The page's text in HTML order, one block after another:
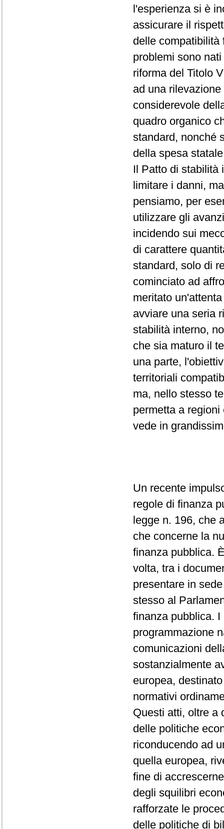
l'esperienza si è
assicurare il
delle compatibilità
problemi sono
riforma del Titolo
ad una
considerevole
quadro organico
standard, nonché
della spesa
Il Patto di stabilità
limitare i danni,
pensiamo, per
utilizzare gli
incidendo sui
di carattere
standard, solo di
cominciato ad
meritato
avviare una seria
stabilità interno,
che sia maturo il
una parte,
territoriali
ma, nello stesso
permetta a
vede in
Un recente
regole di finanza
legge n. 196, che
che concerne la
finanza pubblica.
volta, tra i
presentare in
stesso al
finanza pubblica.
programmazione
comunicazioni
sostanzialmente
europea,
normativi
Questi atti, oltre a
delle politiche
riconducendo ad
quella europea,
fine di
degli squilibri
rafforzate le
delle politiche di